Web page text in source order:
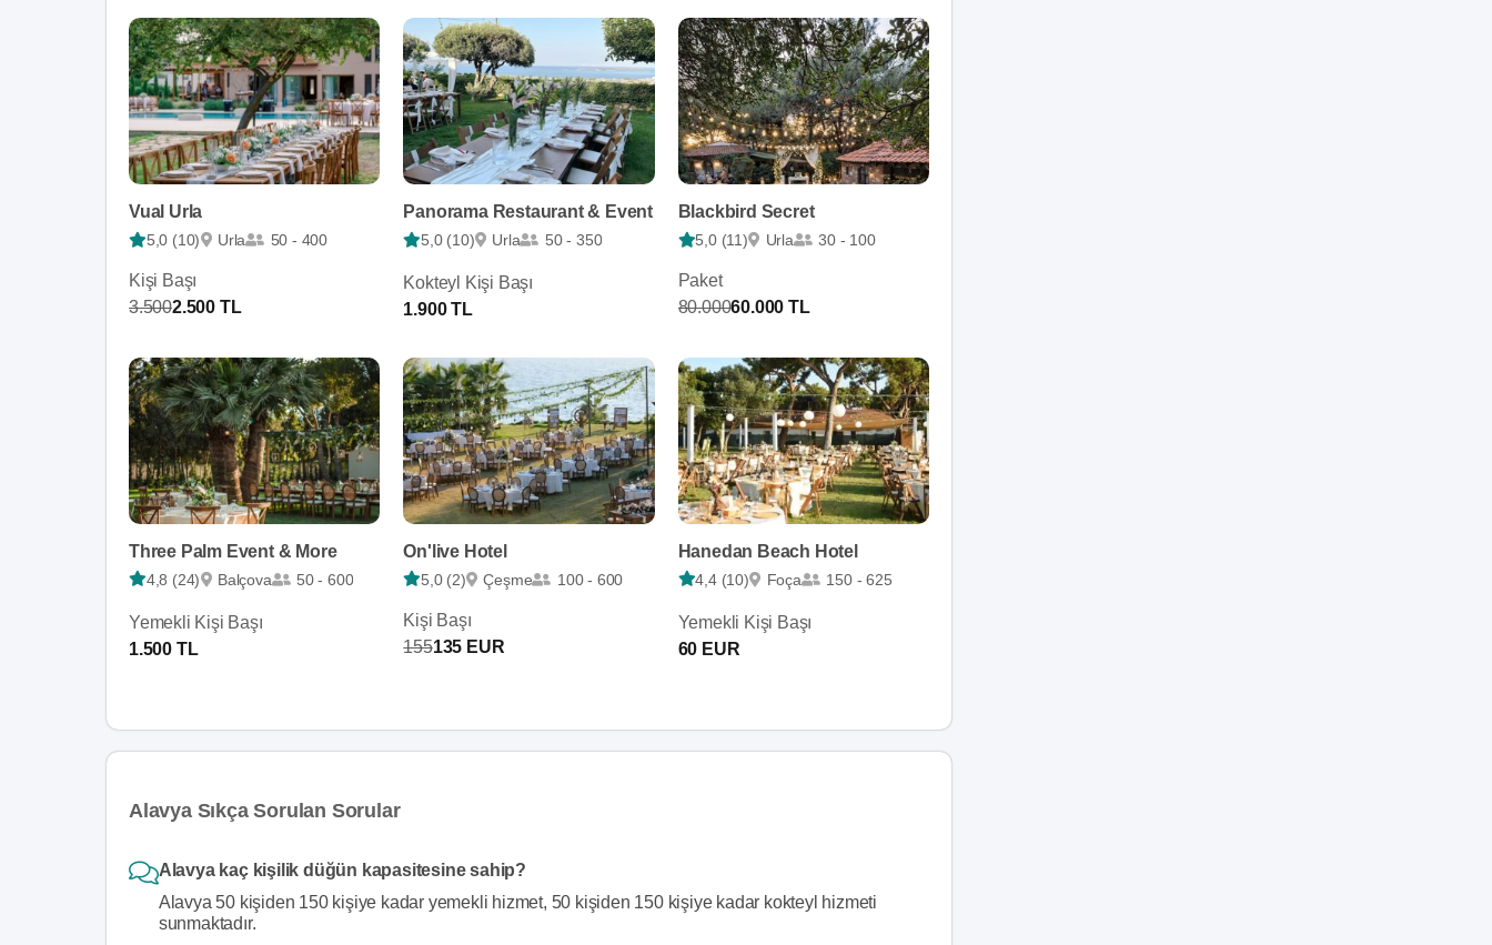
Vual Urla
5,0 (10) Urla 50 - 400
Kişi Başı
3.5002.500 TL
Panorama Restaurant & Event
5,0 (10) Urla 50 - 350
Kokteyl Kişi Başı
1.900 TL
Blackbird Secret
5,0 (11) Urla 30 - 100
Paket
80.00060.000 TL
Three Palm Event & More
4,8 (24) Balçova 50 - 600
Yemekli Kişi Başı
1.500 TL
On'live Hotel
5,0 (2) Çeşme 100 - 600
Kişi Başı
155135 EUR
Hanedan Beach Hotel
4,4 (10) Foça 150 - 625
Yemekli Kişi Başı
60 EUR
Alavya Sıkça Sorulan Sorular
Alavya kaç kişilik düğün kapasitesine sahip?
Alavya 50 kişiden 150 kişiye kadar yemekli hizmet, 50 kişiden 150 kişiye kadar kokteyl hizmeti
sunmaktadır.